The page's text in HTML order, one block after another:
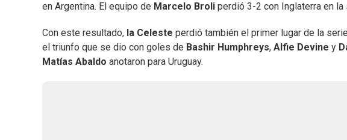
en Argentina. El equipo de Marcelo Broli perdió 3-2 con Inglaterra en la
Con este resultado, la Celeste perdió también el primer lugar de la
el triunfo que se dio con goles de Bashir Humphreys, Alfie Devine y
Matías Abaldo anotaron para Uruguay.